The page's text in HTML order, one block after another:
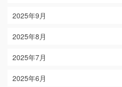
2025年9月
2025年8月
2025年7月
2025年6月